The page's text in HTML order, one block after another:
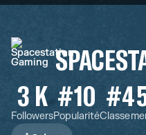
3 K
Followers
#10
Popularité